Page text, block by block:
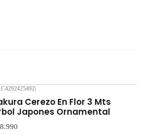
Cerezo En Flor 3 Mts
Japones Ornamental